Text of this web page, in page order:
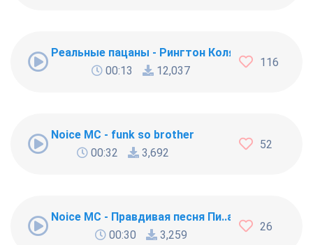
Реальные пацаны - Рингтон Коляна
00:13
12,037
116
Noice MC - funk so brother
00:32
3,692
52
Noice MC - Правдивая песня Пи..абола
00:30
3,259
26